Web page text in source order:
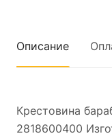
Описание
Крестовина
2818600400